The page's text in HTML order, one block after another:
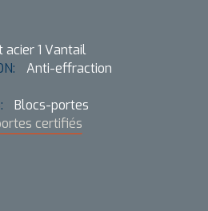
acier 1 Vantail
Anti-effraction
Blocs-portes
certifiés